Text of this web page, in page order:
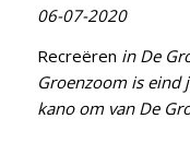
06-07-2020
Recreëren in De
Groenzoom is eind
kano om van De